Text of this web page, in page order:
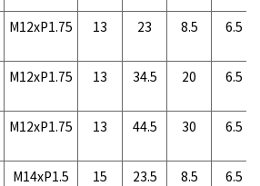
M12xP1.75 13 23 8.5 6.5
M12xP1.75 13 34.5 20 6.5
M12xP1.75 13 44.5 30 6.5
M14xP1.5 15 23.5 8.5 6.5